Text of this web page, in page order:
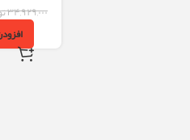
۳۴,۹۲۹,۰۰۰